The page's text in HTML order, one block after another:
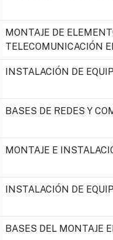
MONTAJE DE
TELECOMUNICACIÓN
INSTALACIÓN DE
BASES DE REDES Y
MONTAJE E
INSTALACIÓN DE
BASES DEL MONTAJE